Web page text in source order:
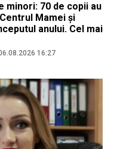
minori: 70 de copii au
Mamei și
anului. Cel mai
16:27